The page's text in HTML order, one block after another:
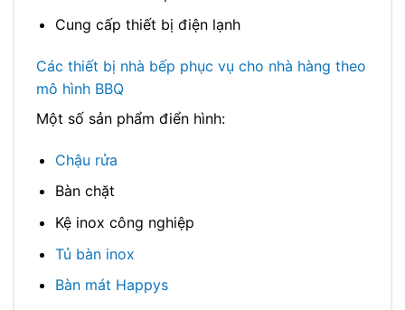
Cung cấp thiết bị điện lạnh
Các thiết bị nhà bếp phục vụ cho nhà hàng theo
mô hình BBQ
Một số sản phẩm điển hình:
Chậu rửa
Bàn chặt
Kệ inox công nghiệp
Tủ bàn inox
Bàn mát Happys